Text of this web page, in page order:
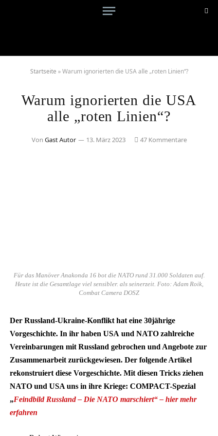
Startseite »Warum ignorierten die USA alle „roten Linien“?
Warum ignorierten die USA
alle „roten Linien“?
Von Gast Autor 13. März 2023 47 Kommentare
Für das Manöver Anakonda 16 bot die NATO rund 31.000 Soldaten auf.
Heute ist die Gesamtlage viel sensibler. als seinerzeit. Foto: Adam Roik,
Combat Camera DOSZ
Der Russland-Ukraine-Konflikt hat eine 30jährige
Vorgeschichte. In ihr haben USA und NATO zahlreiche
Vereinbarungen mit Russland gebrochen und Angebote zur
Zusammenarbeit zurückgewiesen. Der folgende Artikel
rekonstruiert diese Vorgeschichte. Mit diesen Tricks ziehen
NATO und USA uns in ihre Kriege: COMPACT-Spezial
„Feindbild Russland – Die NATO marschiert“ – hier mehr
erfahren